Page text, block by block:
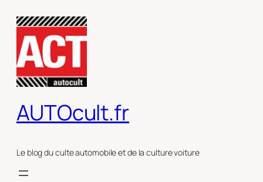
contenu
AUTOcult.fr
Le blog du culte automobile et de la culture voiture